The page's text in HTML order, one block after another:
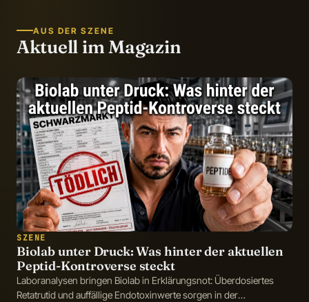
AUS DER SZENE
Aktuell im Magazin
SZENE
Biolab unter Druck: Was hinter der aktuellen
Peptid-Kontroverse steckt
Laboranalysen bringen Biolab in Erklärungsnot: Überdosiertes
Retatrutid und auffällige Endotoxinwerte sorgen in der